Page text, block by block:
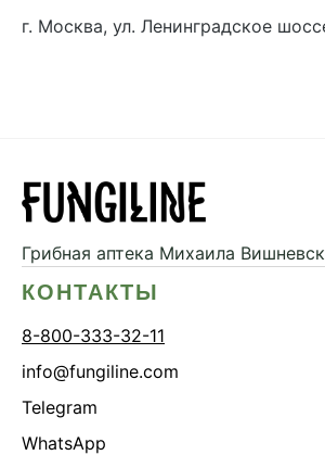
г. Москва, ул. Ленинградское
Грибная аптека Михаила
КОНТАКТЫ
8-800-333-32-11
info@fungiline.com
Telegram
WhatsApp